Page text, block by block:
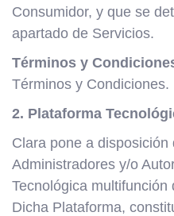
Consumidor, y que se
apartado de Servicios.
Términos y
Términos y Condiciones.
2. Plataforma
Clara pone a
Administradores y/o
Tecnológica multifunción
Dicha Plataforma,